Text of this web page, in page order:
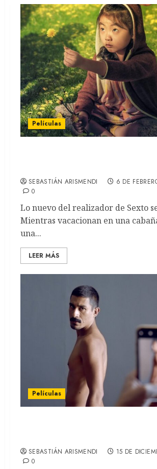
Películas
SEBASTIÁN ARISMENDI
6 DE
0
Lo nuevo del realizador de Sexto
Mientras vacacionan en una
una...
LEER MÁS
Películas
SEBASTIÁN ARISMENDI
15 DE
0